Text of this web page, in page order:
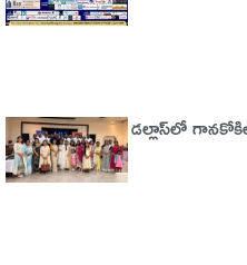
డల్లాస్‌లో